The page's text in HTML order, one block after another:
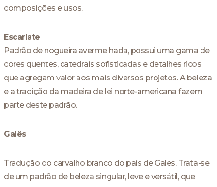
composições e usos.
Escarlate
Padrão de nogueira avermelhada, possui uma gama de
cores quentes, catedrais sofisticadas e detalhes ricos
que agregam valor aos mais diversos projetos. A beleza
e a tradição da madeira de lei norte-americana fazem
parte deste padrão.
Galês
Tradução do carvalho branco do país de Gales. Trata-se
de um padrão de beleza singular, leve e versátil, que